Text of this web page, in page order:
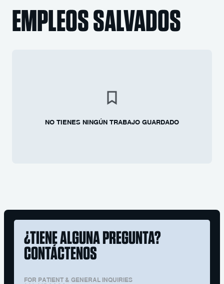
EMPLEOS SALVADOS
NO TIENES NINGÚN TRABAJO GUARDADO
¿TIENE ALGUNA PREGUNTA?
CONTÁCTENOS
FOR PATIENT & GENERAL INQUIRIES